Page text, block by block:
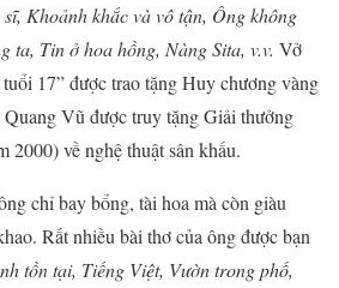
Khoảnh khắc và vô tận, Ông không
ta, Tin ở hoa hồng, Nàng Sita, v.v. Vở
17” được trao tặng Huy chương vàng
Vũ được truy tặng Giải thưởng
về nghệ thuật sân khấu.
chỉ bay bổng, tài hoa mà còn giàu
Rất nhiều bài thơ của ông được bạn
tồn tại, Tiếng Việt, Vườn trong phố,